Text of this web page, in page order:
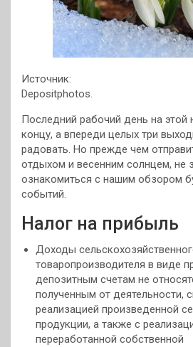
Источник:
Depositphotos.
Последний рабочий день на
концу, а впереди целых три
радовать. Но прежде чем
отдыхом и весенним солнцем, не
ознакомиться с нашим обзором
событий.
Налог на прибыль
Доходы
товаропроизводителя в виде
депозитным счетам не
полученным от деятельности,
реализацией произведенной
продукции, а также с
переработанной собственной